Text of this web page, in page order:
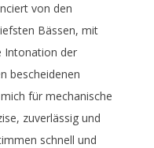
von den
Bässen, mit
Intonation der
bescheidenen
für mechanische
zuverlässig und
schnell und